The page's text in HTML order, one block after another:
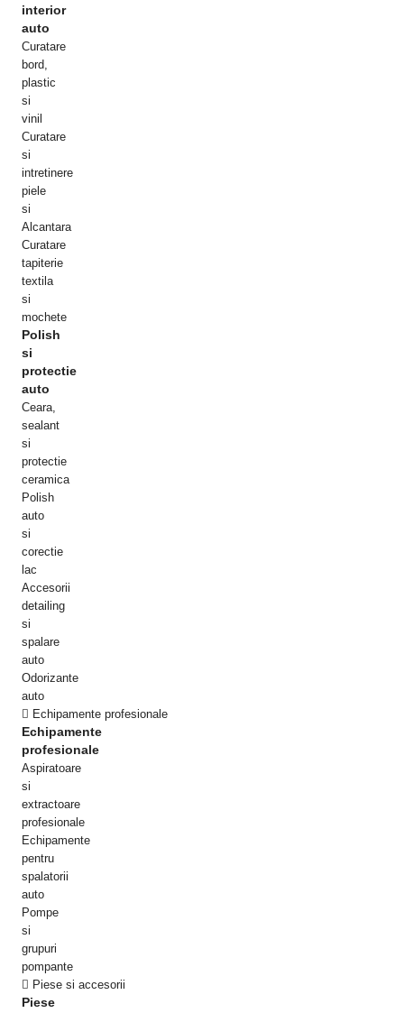
interior
auto
Curatare
bord,
plastic
si
vinil
Curatare
si
intretinere
piele
si
Alcantara
Curatare
tapiterie
textila
si
mochete
Polish
si
protectie
auto
Ceara,
sealant
si
protectie
ceramica
Polish
auto
si
corectie
lac
Accesorii
detailing
si
spalare
auto
Odorizante
auto
Echipamente profesionale
Echipamente
profesionale
Aspiratoare
si
extractoare
profesionale
Echipamente
pentru
spalatorii
auto
Pompe
si
grupuri
pompante
Piese si accesorii
Piese